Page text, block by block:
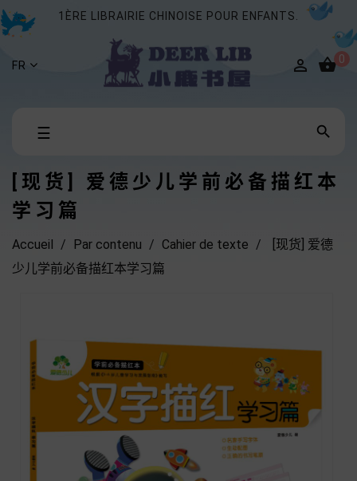
1ÈRE LIBRAIRIE CHINOISE POUR ENFANTS.
FR  0
Basculer
☰ 
[现货] 爱德少儿学前必备描红本
学习篇
Accueil Par contenu Cahier de texte
[现货] 爱德
少儿学前必备描红本学习篇